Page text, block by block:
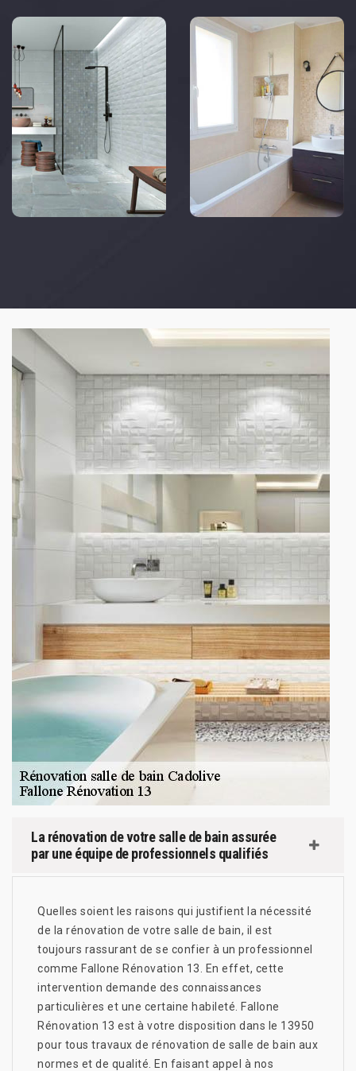
La rénovation de votre salle de bain assurée
par une équipe de professionnels qualifiés
Quelles soient les raisons qui justifient la nécessité
de la rénovation de votre salle de bain, il est
toujours rassurant de se confier à un professionnel
comme Fallone Rénovation 13. En effet, cette
intervention demande des connaissances
particulières et une certaine habileté. Fallone
Rénovation 13 est à votre disposition dans le 13950
pour tous travaux de rénovation de salle de bain aux
normes et de qualité. En faisant appel à nos